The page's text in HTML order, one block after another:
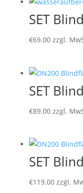
SET
€69.00 zzgl.
SET
€89.00 zzgl.
SET
€119.00 zzgl.